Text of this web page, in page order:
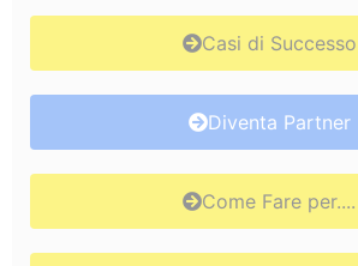
Casi di Successo
Diventa Partner
Come Fare per....